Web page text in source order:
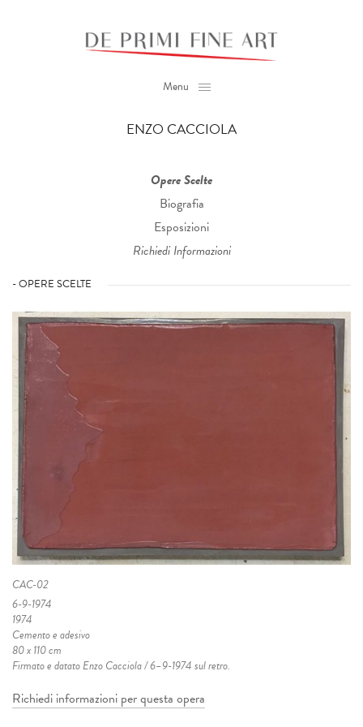
Menu
ENZO CACCIOLA
Opere Scelte
Biografia
Esposizioni
Richiedi Informazioni
- OPERE SCELTE
CAC-02
6-9-1974
1974
Cemento e adesivo
80 x 110 cm
Firmato e datato Enzo Cacciola / 6–9-1974 sul retro.
Richiedi informazioni per questa opera